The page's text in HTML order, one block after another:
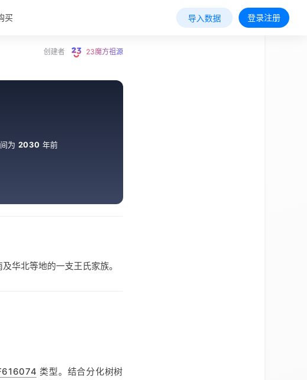
买 导入数据 登录注册
创建者 23魔方祖源
为 2030 年前
华北等地的一支王氏家族。
类型。结合分化树树